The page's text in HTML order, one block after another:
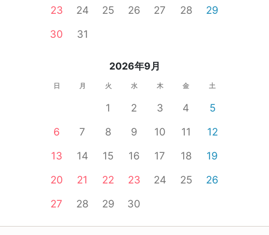
23
24 25 26 27 28
29
30
31
2026年9月
日 月 火 水 木 金 土
1 2 3 4
5
6
7 8 9 10 11
12
13
14 15 16 17 18
19
20
21 22 23 24 25
26
27
28 29 30